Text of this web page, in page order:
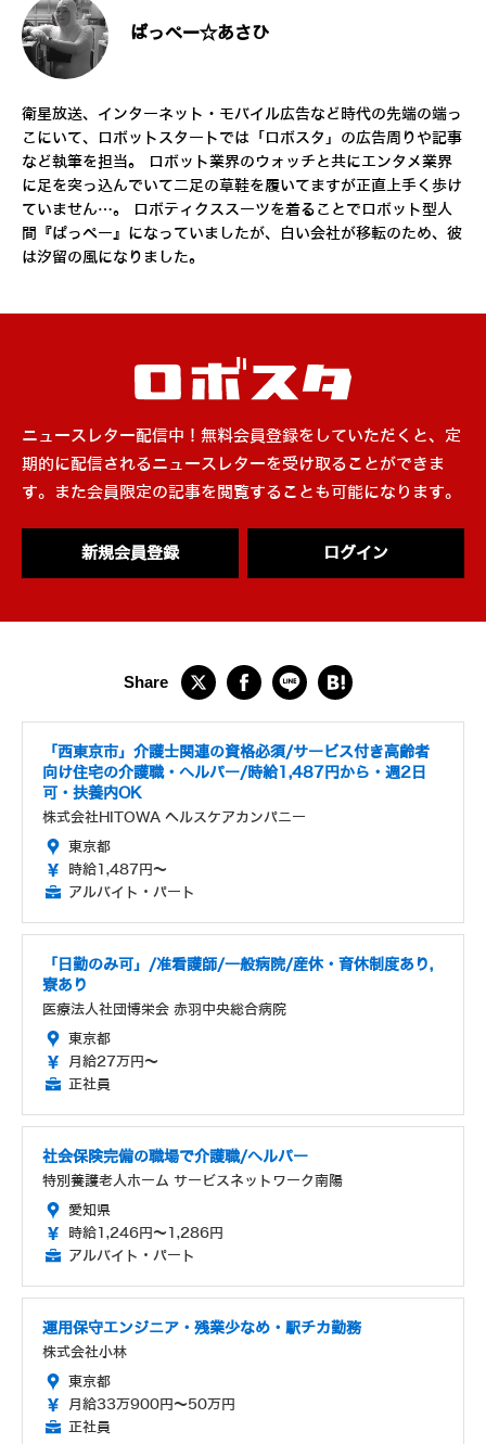
ぱっぺー☆あさひ
衛星放送、インターネット・モバイル広告など時代の先端の端っ
こにいて、ロボットスタートでは「ロボスタ」の広告周りや記事
など執筆を担当。 ロボット業界のウォッチと共にエンタメ業界
に足を突っ込んでいて二足の草鞋を履いてますが正直上手く歩け
ていません…。 ロボティクススーツを着ることでロボット型人
間『ぱっぺー』になっていましたが、白い会社が移転のため、彼
は汐留の風になりました。
ニュースレター配信中！無料会員登録をしていただくと、定
期的に配信されるニュースレターを受け取ることができま
す。また会員限定の記事を閲覧することも可能になります。
新規会員登録 ログイン
「西東京市」介護士関連の資格必須/サービス付き高齢者
向け住宅の介護職・ヘルパー/時給1,487円から・週2日
可・扶養内OK
株式会社HITOWA ヘルスケアカンパニー
東京都
時給1,487円～
アルバイト・パート
「日勤のみ可」/准看護師/一般病院/産休・育休制度あり,
寮あり
医療法人社団博栄会 赤羽中央総合病院
東京都
月給27万円～
正社員
社会保険完備の職場で介護職/ヘルパー
特別養護老人ホーム サービスネットワーク南陽
愛知県
時給1,246円～1,286円
アルバイト・パート
運用保守エンジニア・残業少なめ・駅チカ勤務
株式会社小林
東京都
月給33万900円～50万円
正社員